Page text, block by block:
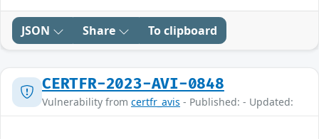
JSON Share To clipboard
CERTFR-2023-AVI-0848
Vulnerability from certfr_avis - Published: - Updated: